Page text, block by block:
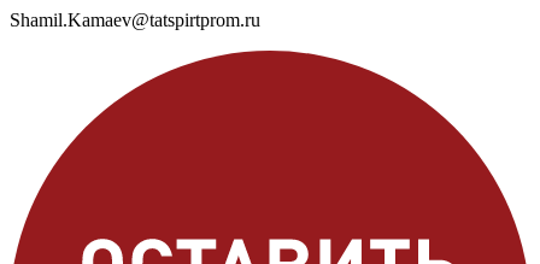
Shamil.Kamaev@tatspirtprom.ru